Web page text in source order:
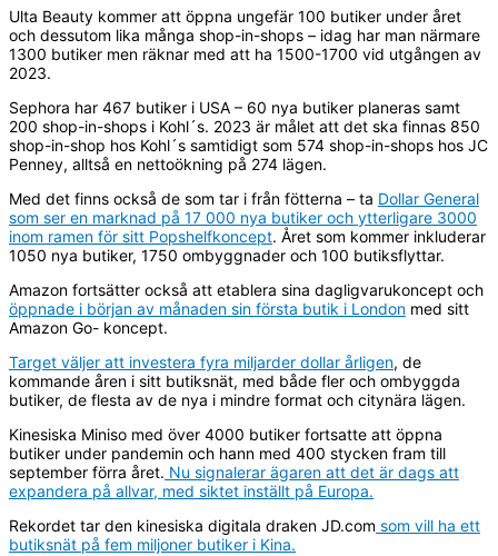
Ulta Beauty kommer att öppna ungefär 100 butiker under året
och dessutom lika många shop-in-shops – idag har man närmare
1300 butiker men räknar med att ha 1500-1700 vid utgången av
2023.
Sephora har 467 butiker i USA – 60 nya butiker planeras samt
200 shop-in-shops i Kohl´s. 2023 är målet att det ska finnas 850
shop-in-shop hos Kohl´s samtidigt som 574 shop-in-shops hos JC
Penney, alltså en nettoökning på 274 lägen.
Med det finns också de som tar i från fötterna – ta Dollar General
som ser en marknad på 17 000 nya butiker och ytterligare 3000
inom ramen för sitt Popshelfkoncept. Året som kommer inkluderar
1050 nya butiker, 1750 ombyggnader och 100 butiksflyttar.
Amazon fortsätter också att etablera sina dagligvarukoncept och
öppnade i början av månaden sin första butik i London med sitt
Amazon Go- koncept.
Target väljer att investera fyra miljarder dollar årligen, de
kommande åren i sitt butiksnät, med både fler och ombyggda
butiker, de flesta av de nya i mindre format och citynära lägen.
Kinesiska Miniso med över 4000 butiker fortsatte att öppna
butiker under pandemin och hann med 400 stycken fram till
september förra året. Nu signalerar ägaren att det är dags att
expandera på allvar, med siktet inställt på Europa.
Rekordet tar den kinesiska digitala draken JD.com som vill ha ett
butiksnät på fem miljoner butiker i Kina.